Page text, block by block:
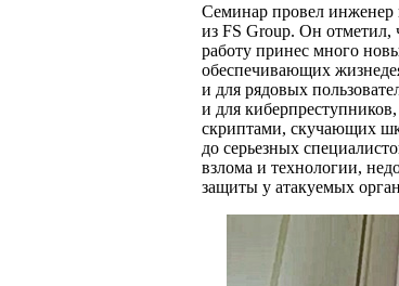
Семинар провел
из FS Group. Он отметил,
работу принес много
обеспечивающих
и для рядовых
и для
скриптами, скучающих
до серьезных
взлома и технологии,
защиты у атакуемых